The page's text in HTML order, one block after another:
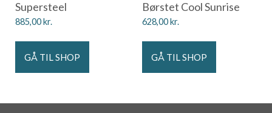
Supersteel
885,00kr.
GÅ TIL SHOP
Børstet Cool Sunrise
628,00kr.
GÅ TIL SHOP